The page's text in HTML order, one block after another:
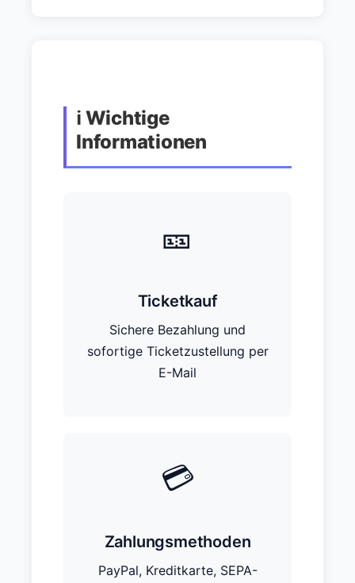
ℹ️ Wichtige
Informationen
🎫
Ticketkauf
Sichere Bezahlung und
sofortige Ticketzustellung per
E-Mail
💳
Zahlungsmethoden
PayPal, Kreditkarte, SEPA-